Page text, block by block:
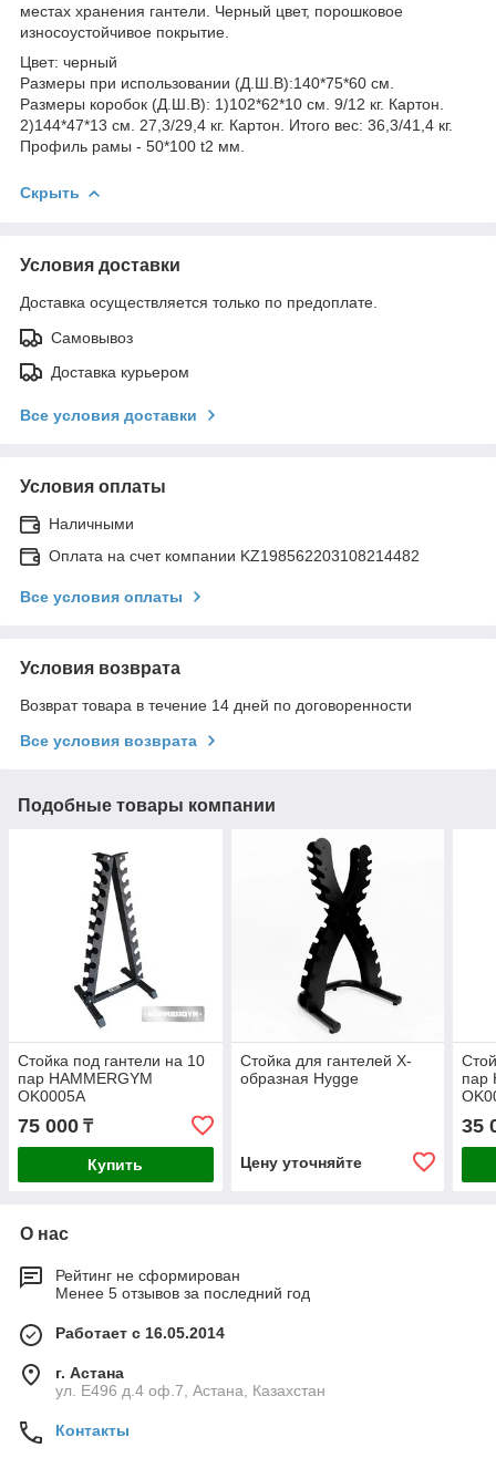
местах хранения гантели. Черный цвет, порошковое
износоустойчивое покрытие.
Цвет: черный
Размеры при использовании (Д.Ш.B):140*75*60 см.
Размеры коробок (Д.Ш.B): 1)102*62*10 см. 9/12 кг. Картон.
2)144*47*13 см. 27,3/29,4 кг. Картон. Итого вес: 36,3/41,4 кг.
Профиль рамы - 50*100 t2 мм.
Скрыть
Условия доставки
Доставка осуществляется только по предоплате.
Самовывоз
Доставка курьером
Все условия доставки
Условия оплаты
Наличными
Оплата на счет компании KZ198562203108214482
Все условия оплаты
Условия возврата
Возврат товара в течение 14 дней по договоренности
Все условия возврата
Подобные товары компании
Стойка под гантели на 10
пар HAMMERGYM
OK0005A
75 000 ₸
Купить
Стойка для гантелей Х-
образная Hygge
Цену уточняйте
пар
35
О нас
Рейтинг не сформирован
Менее 5 отзывов за последний год
Работает с 16.05.2014
г. Астана
ул. Е496 д.4 оф.7, Астана, Казахстан
Контакты